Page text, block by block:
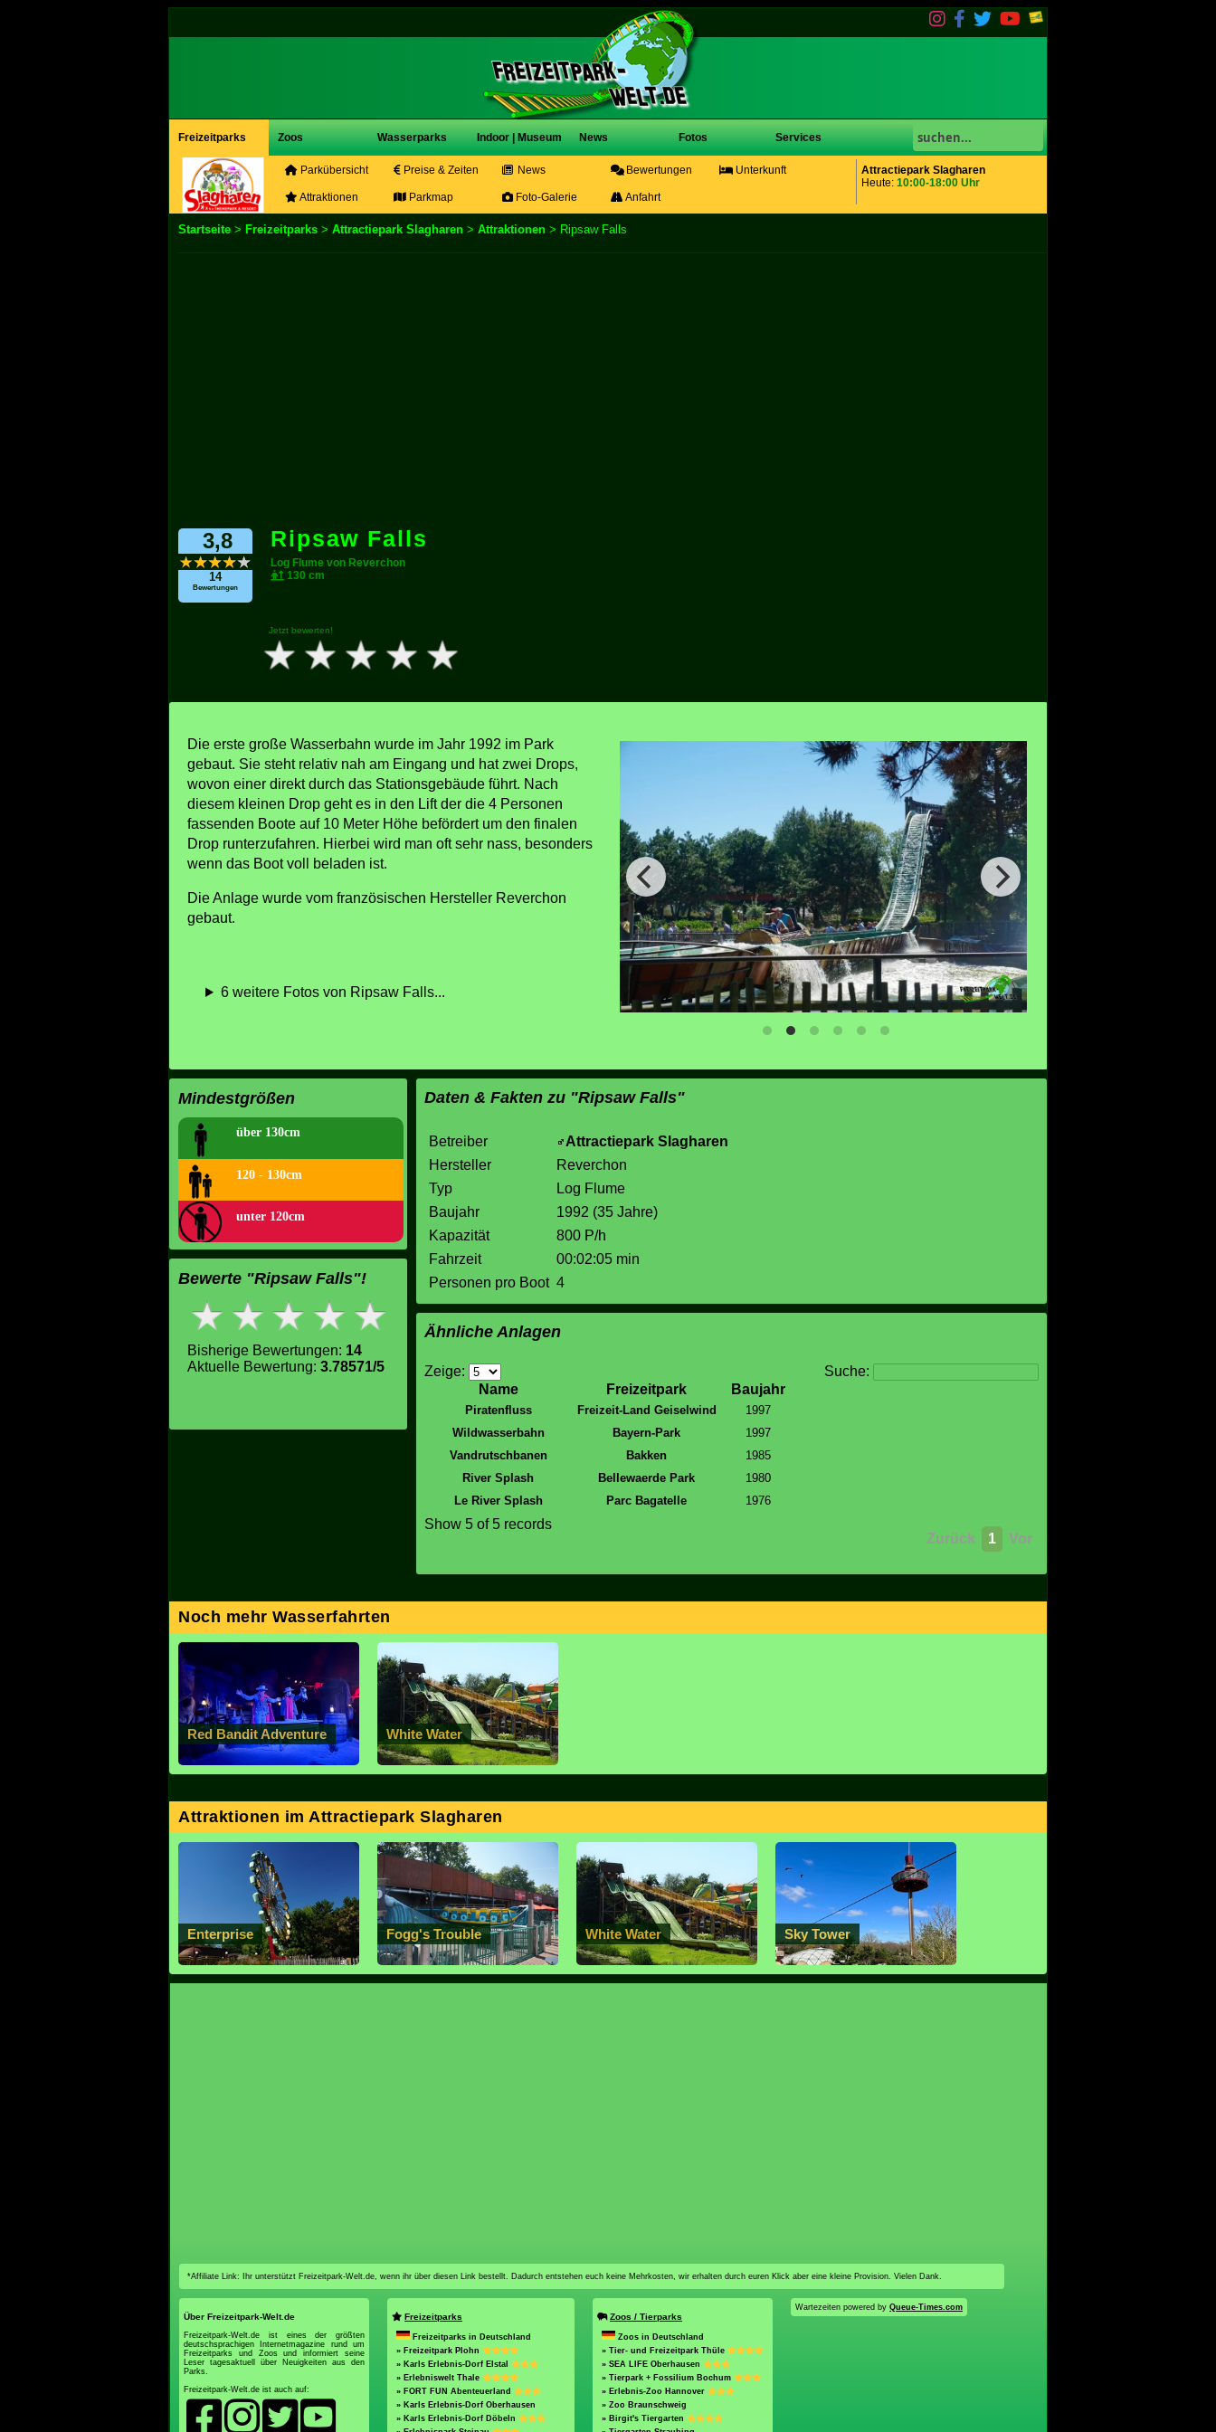
Freizeitparks Zoos Wasserparks Indoor | Museum News Fotos Services
Attractiepark Slagharen
Heute: 10:00-18:00 Uhr
Parkübersicht Preise & Zeiten News Bewertungen Unterkunft
Attraktionen Parkmap Foto-Galerie Anfahrt
Startseite > Freizeitparks > Attractiepark Slagharen > Attraktionen > Ripsaw Falls
3,8
14
Bewertungen
Ripsaw Falls
Log Flume von Reverchon
130 cm
Jetzt bewerten!
Die erste große Wasserbahn wurde im Jahr 1992 im Park
gebaut. Sie steht relativ nah am Eingang und hat zwei Drops,
wovon einer direkt durch das Stationsgebäude führt. Nach
diesem kleinen Drop geht es in den Lift der die 4 Personen
fassenden Boote auf 10 Meter Höhe befördert um den finalen
Drop runterzufahren. Hierbei wird man oft sehr nass, besonders
wenn das Boot voll beladen ist.
Die Anlage wurde vom französischen Hersteller Reverchon
gebaut.
6 weitere Fotos von Ripsaw Falls...
Mindestgrößen
über 130cm
120 - 130cm
unter 120cm
Bewerte "Ripsaw Falls"!
Bisherige Bewertungen: 14
Aktuelle Bewertung: 3.78571/5
Daten & Fakten zu "Ripsaw Falls"
Betreiber
Attractiepark Slagharen
Hersteller
Reverchon
Typ
Log Flume
Baujahr
1992 (35 Jahre)
Kapazität
800 P/h
Fahrzeit
00:02:05 min
Personen pro Boot 4
Ähnliche Anlagen
Suche:
Zeige:
Name
Freizeitpark Baujahr
Piratenfluss Freizeit-Land Geiselwind
1997
Wildwasserbahn
Bayern-Park
1997
Vandrutschbanen
Bakken
1985
River Splash
Bellewaerde Park
1980
Le River Splash
Parc Bagatelle 1976
Zurück 1 Vor
Show 5 of 5 records
Noch mehr Wasserfahrten
Red Bandit Adventure White Water
Attraktionen im Attractiepark Slagharen
Enterprise Fogg's Trouble White Water Sky Tower
*Affiliate Link: Ihr unterstützt Freizeitpark-Welt.de, wenn ihr über diesen Link bestellt. Dadurch entstehen euch keine Mehrkosten, wir erhalten durch euren Klick aber eine kleine Provision. Vielen Dank.
Über Freizeitpark-Welt.de
Freizeitpark-Welt.de ist eines der größten
deutschsprachigen Internetmagazine rund um
Freizeitparks und Zoos und informiert seine
Leser tagesaktuell über Neuigkeiten aus den
Parks.
Freizeitpark-Welt.de ist auch auf:
Freizeitparks
Freizeitparks in Deutschland
» Freizeitpark Plohn
» Karls Erlebnis-Dorf Elstal
» Erlebniswelt Thale
» FORT FUN Abenteuerland
» Karls Erlebnis-Dorf Oberhausen
» Karls Erlebnis-Dorf Döbeln
Zoos / Tierparks
Zoos in Deutschland
» Tier- und Freizeitpark Thüle
» SEA LIFE Oberhausen
» Tierpark + Fossilium Bochum
» Erlebnis-Zoo Hannover
» Zoo Braunschweig
» Birgit's Tiergarten
Wartezeiten powered by Queue-Times.com